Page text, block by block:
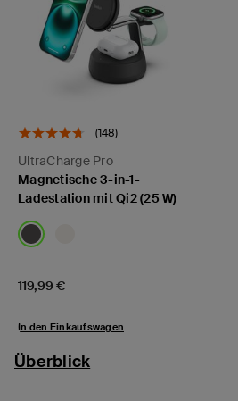
(148)
UltraCharge Pro
Magnetische 3-in-1-
Ladestation mit Qi2 (25 W)
Price:
119,99 €
In den Einkaufswagen
Überblick